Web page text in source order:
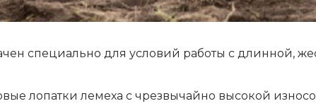
специально для условий работы с длинной,
лопатки лемеха с чрезвычайно высокой